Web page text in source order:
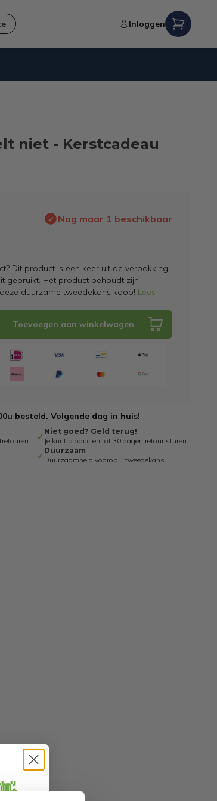
Inloggen
niet - Kerstcadeau
Nog maar 1 beschikbaar
Dit product is een keer uit de verpakking
gebruikt. Het product behoudt zijn
duurzame tweedekans koop! Lees
Toevoegen aan winkelwagen
besteld. Volgende dag in huis!
Niet goed? Geld terug!
Je kunt producten tot 30 dagen retour sturen
Duurzaam
Duurzaamheid voorop = tweedekans